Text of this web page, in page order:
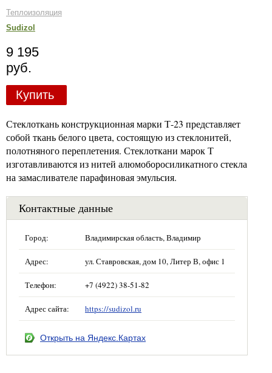
Теплоизоляция
Sudizol
9 195
руб.
Купить
Стеклоткань конструкционная марки Т-23 представляет
собой ткань белого цвета, состоящую из стеклонитей,
полотняного переплетения. Стеклоткани марок Т
изготавливаются из нитей алюмоборосиликатного стекла
на замасливателе парафиновая эмульсия.
Контактные данные
Город: Владимирская область, Владимир
Адрес: ул. Ставровская, дом 10, Литер В, офис 1
Телефон: +7 (4922) 38-51-82
Адрес сайта: https://sudizol.ru
Открыть на Яндекс.Картах